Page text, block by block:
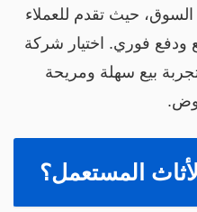
حيث تقدم للعملاء
فوري. اختيار شركة
بيع سهلة ومريحة
المستعمل؟